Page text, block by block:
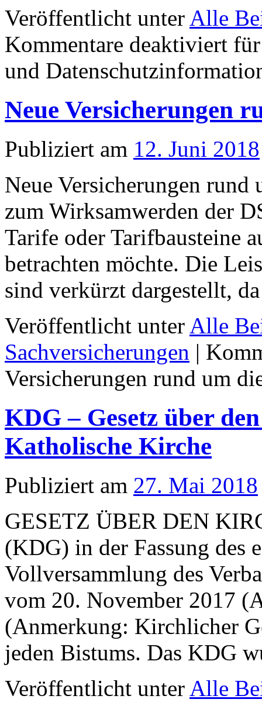
Veröffentlicht unter Alle
Kommentare deaktiviert
und
Neue Versicherungen
Publiziert am 12. Juni 2018
Neue Versicherungen rund
zum Wirksamwerden der
Tarife oder Tarifbausteine
betrachten möchte. Die
sind verkürzt dargestellt,
Veröffentlicht unter Alle
Sachversicherungen |
Versicherungen rund um
KDG – Gesetz über
Katholische Kirche
Publiziert am 27. Mai 2018
GESETZ ÜBER DEN
(KDG) in der Fassung des
Vollversammlung des
vom 20. November 2017
(Anmerkung: Kirchlicher
jeden Bistums. Das KDG
Veröffentlicht unter Alle